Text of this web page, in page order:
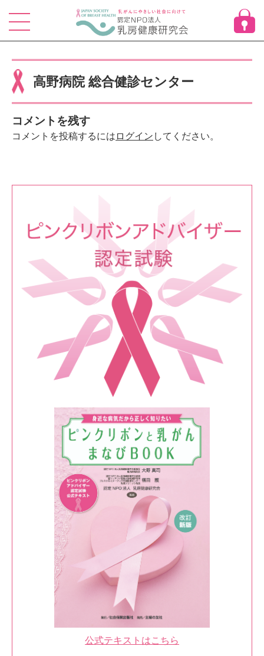
高野病院 総合健診センター
コメントを残す
コメントを投稿するには ログイン してください。
公式テキストはこちら